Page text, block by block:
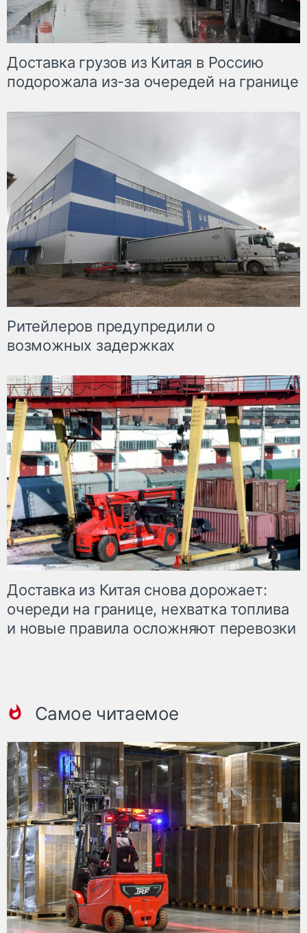
Доставка грузов из Китая в Россию
подорожала из-за очередей на границе
Ритейлеров предупредили о
возможных задержках
Доставка из Китая снова дорожает:
очереди на границе, нехватка топлива
и новые правила осложняют перевозки
Самое читаемое